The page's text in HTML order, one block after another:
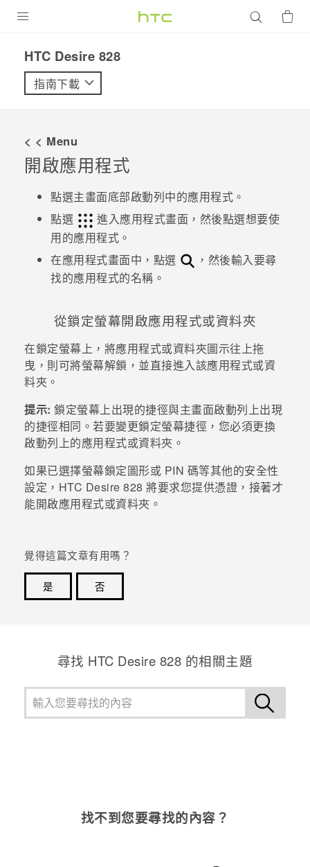
VIVE
優惠專區
焦點訊息
校園專案
銷售門市
銷售通路
支援服務
HTC Desire 828‎
指南下載
< < Menu
開啟應用程式
點選主畫面底部啟動列中的應用程式。
點選
進入應用程式畫面，然後點選想要使
用的應用程式。
在應用程式畫面中，點選
，然後輸入要尋
找的應用程式的名稱。
從鎖定螢幕開啟應用程式或資料夾
在鎖定螢幕上，將應用程式或資料夾圖示往上拖
曳，則可將螢幕解鎖，並直接進入該應用程式或資
料夾。
提示: 鎖定螢幕上出現的捷徑與主畫面啟動列上出現
的捷徑相同。若要變更鎖定螢幕捷徑，您必須更換
啟動列上的應用程式或資料夾。
如果已選擇螢幕鎖定圖形或 PIN 碼等其他的安全性
設定， HTC Desire 828 將要求您提供憑證，接著才
能開啟應用程式或資料夾。
覺得這篇文章有用嗎？
是
否
尋找 HTC Desire 828 的相關主題
找不到您要尋找的內容？